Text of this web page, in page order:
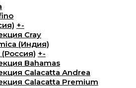
+-
Cray
(Индия)
(Россия) +-
Bahamas
Calacatta Andrea
Calacatta Premium